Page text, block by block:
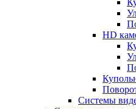
HD
Системы